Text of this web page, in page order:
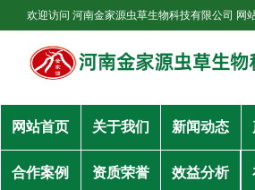
欢迎访问 河南金家源虫草生物科技有限公司 网
网站首页 关于我们 新闻动态
合作案例 资质荣誉 效益分析